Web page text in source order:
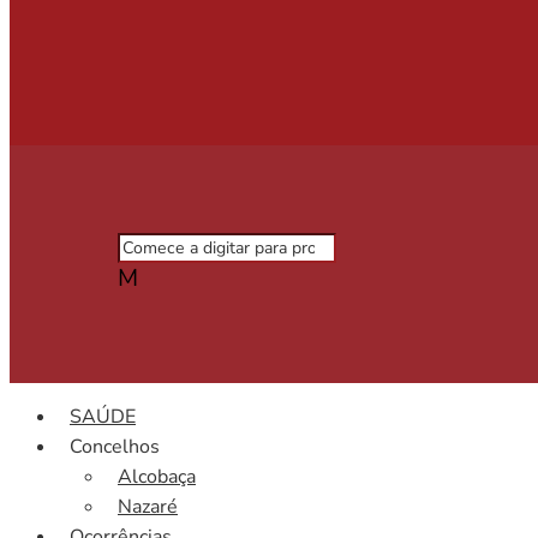
M
SAÚDE
Concelhos
Alcobaça
Nazaré